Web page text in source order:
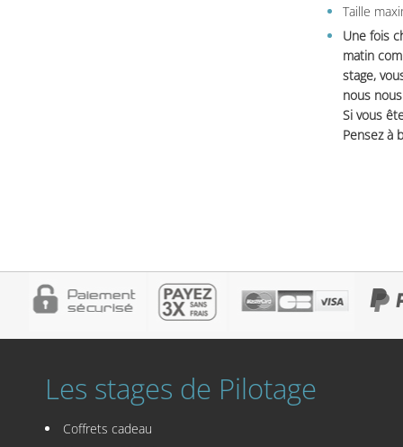
Taille
Une fois
matin
stage,
nous
Si vous
Pensez à
Les stages de Pilotage
Coffrets cadeau